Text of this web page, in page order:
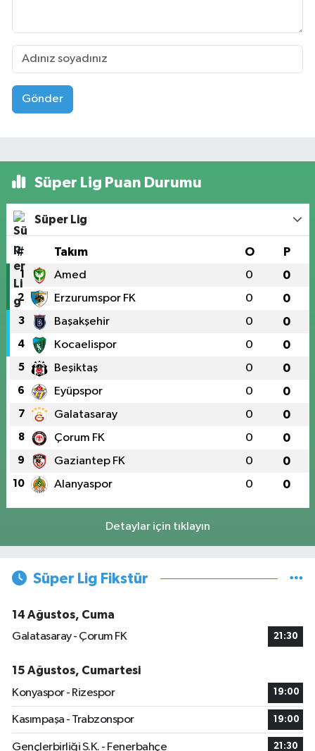
Gönder
Süper Lig Puan Durumu
Süper Lig
# Takım O P
1 Amed 0 0
2 Erzurumspor FK 0 0
3 Başakşehir 0 0
4 Kocaelispor 0 0
5 Beşiktaş 0 0
6 Eyüpspor 0 0
7 Galatasaray 0 0
8 Çorum FK 0 0
9 Gaziantep FK 0 0
10 Alanyaspor 0 0
Detaylar için tıklayın
Süper Lig Fikstür
14 Ağustos, Cuma
Galatasaray - Çorum FK
21:30
15 Ağustos, Cumartesi
Konyaspor - Rizespor
19:00
Kasımpaşa - Trabzonspor 19:00
Gençlerbirliği S.K. - Fenerbahçe 21:30